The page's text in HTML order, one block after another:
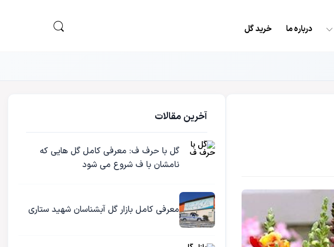
درباره ما خرید گل
آخرین مقالات
گل با حرف ف: معرفی کامل گل هایی که
نامشان با ف شروع می شود
معرفی کامل بازار گل آبشناسان شهید ستاری